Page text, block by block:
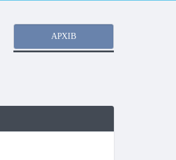
АРХІВ